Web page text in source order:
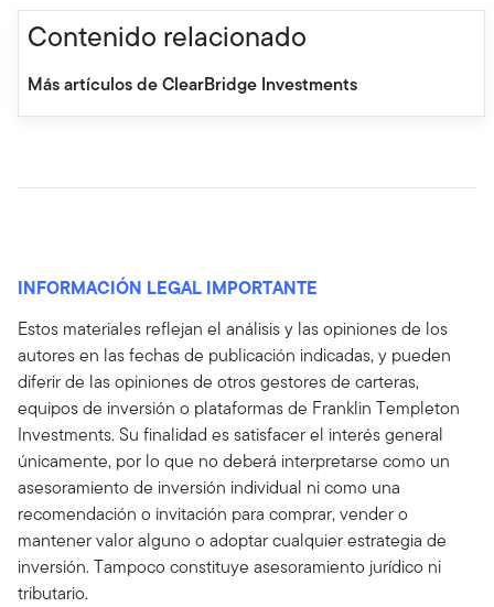
Contenido relacionado
Más artículos de ClearBridge Investments
INFORMACIÓN LEGAL IMPORTANTE
Estos materiales reflejan el análisis y las opiniones de los
autores en las fechas de publicación indicadas, y pueden
diferir de las opiniones de otros gestores de carteras,
equipos de inversión o plataformas de Franklin Templeton
Investments. Su finalidad es satisfacer el interés general
únicamente, por lo que no deberá interpretarse como un
asesoramiento de inversión individual ni como una
recomendación o invitación para comprar, vender o
mantener valor alguno o adoptar cualquier estrategia de
inversión. Tampoco constituye asesoramiento jurídico ni
tributario.